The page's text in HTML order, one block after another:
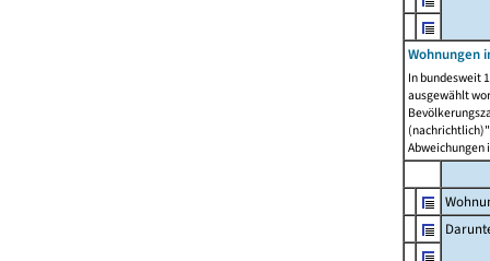
Wohnungen
In bundesweit
ausgewählt
Abweichungen